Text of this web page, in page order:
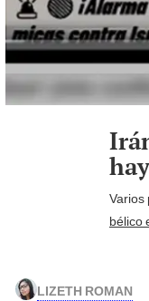
Varios
bélico
LIZETH ROMAN